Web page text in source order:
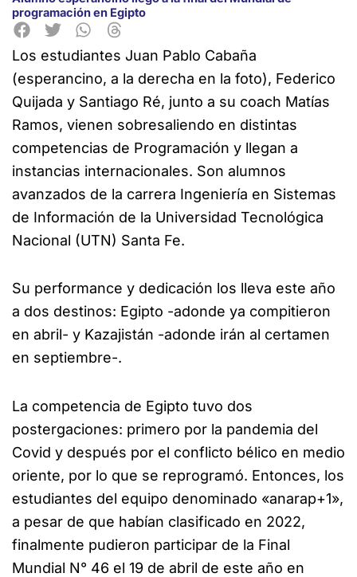
programación en Egipto
Los estudiantes Juan Pablo Cabaña
(esperancino, a la derecha en la foto), Federico
Quijada y Santiago Ré, junto a su coach Matías
Ramos, vienen sobresaliendo en distintas
competencias de Programación y llegan a
instancias internacionales. Son alumnos
avanzados de la carrera Ingeniería en Sistemas
de Información de la Universidad Tecnológica
Nacional (UTN) Santa Fe.
Su performance y dedicación los lleva este año
a dos destinos: Egipto -adonde ya compitieron
en abril- y Kazajistán -adonde irán al certamen
en septiembre-.
La competencia de Egipto tuvo dos
postergaciones: primero por la pandemia del
Covid y después por el conflicto bélico en medio
oriente, por lo que se reprogramó. Entonces, los
estudiantes del equipo denominado «anarap+1»,
a pesar de que habían clasificado en 2022,
finalmente pudieron participar de la Final
Mundial N° 46 el 19 de abril de este año en